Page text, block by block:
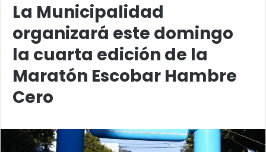
La Municipalidad
organizará este domingo
la cuarta edición de la
Maratón Escobar Hambre
Cero